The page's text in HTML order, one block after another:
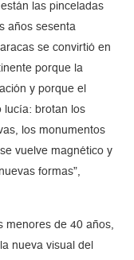
las pinceladas
años sesenta
se convirtió en
porque la
y porque el
lucía: brotan los
los monumentos
vuelve magnético y
formas”,
menores de 40 años,
nueva visual del